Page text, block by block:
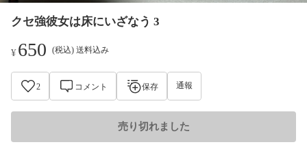
クセ強彼女は床にいざなう 3
¥650 (税込) 送料込み
2 コメント 保存 通報
売り切れました